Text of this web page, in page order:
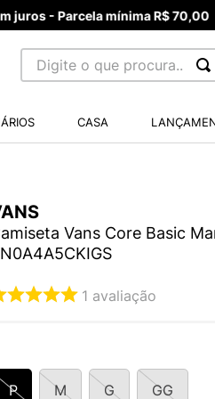
Digite o que procura...
CASA
Vans Core Basic
1 avaliação
P M G GG
BALANCE 530